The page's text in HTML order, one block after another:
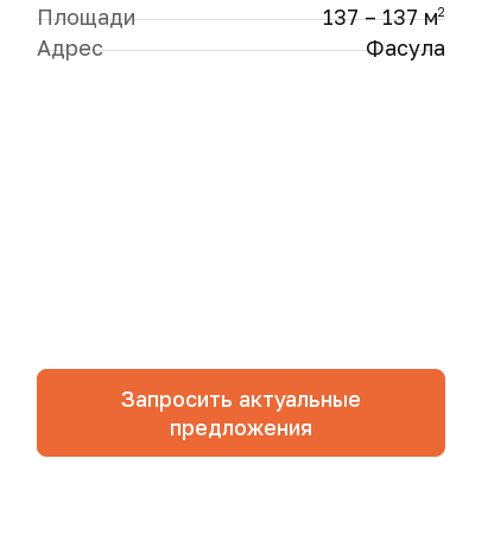
Площади
137 – 137 м2
Адрес Фасула
Запросить актуальные
предложения